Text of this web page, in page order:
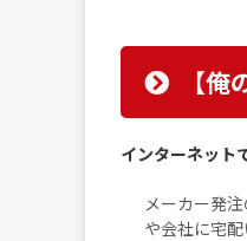
【
インターネット
メーカー発
や会社に宅配